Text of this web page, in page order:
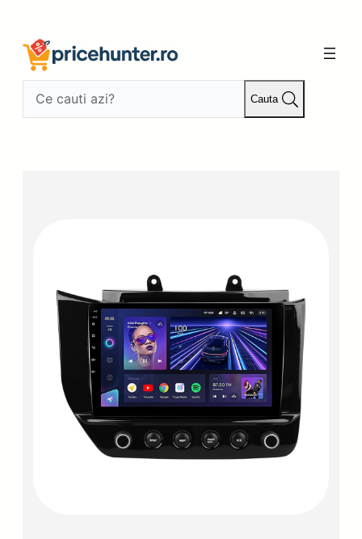
conținut
Cauta